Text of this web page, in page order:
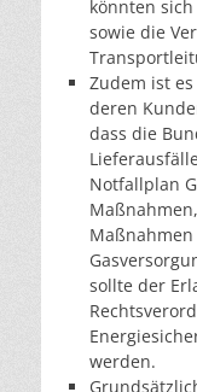
könnten
sowie die
Zudem ist
deren
dass die
Notfallplan
sollte der
werden.